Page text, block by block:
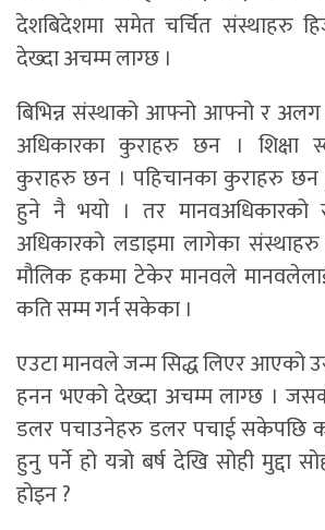
देशबिदेशमा समेत चर्चित संस्थाहरु
देख्दा अचम्म लाग्छ ।
बिभिन्न संस्थाको आफ्नो आफ्नो र
अधिकारका कुराहरु छन । शिक्षा
कुराहरु छन । पहिचानका कुराहरु
हुने नै भयो । तर मानवअधिकारको
अधिकारको लडाइमा लागेका
मौलिक हकमा टेकेर मानवले
कति सम्म गर्न सकेका ।
एउटा मानवले जन्म सिद्ध लिएर आएको
हनन भएको देख्दा अचम्म लाग्छ ।
डलर पचाउनेहरु डलर पचाई
हुनु पर्ने हो यत्रो बर्ष देखि सोही मुद्दा
होइन ?